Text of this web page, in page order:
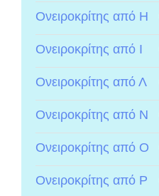
Ονειροκρίτης από Η
Ονειροκρίτης από Ι
Ονειροκρίτης από Λ
Ονειροκρίτης από Ν
Ονειροκρίτης από Ο
Ονειροκρίτης από Ρ